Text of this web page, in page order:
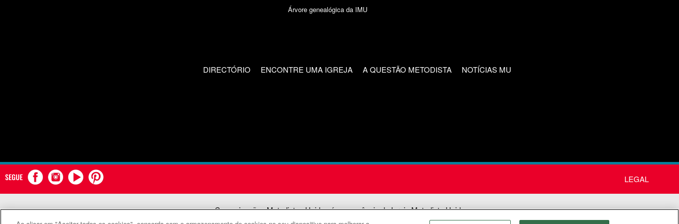
Árvore genealógica da IMU
DIRECTÓRIO ENCONTRE UMA IGREJA A QUESTÃO METODISTA NOTÍCIAS MU
SEGUE LEGAL
Comunicações Metodistas Unidas é uma agência da Igreja Metodista Unida